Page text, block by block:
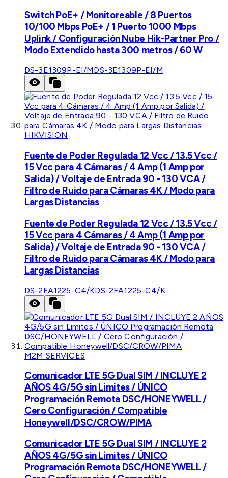
Switch PoE+ / Monitoreable / 8 Puertos
10/100 Mbps PoE+ / 1 Puerto 1000 Mbps
Uplink / Configuración Nube Hik-Partner Pro /
Modo Extendido hasta 300 metros / 60 W
DS-3E1309P-EI/MDS-3E1309P-EI/M
HIKVISION
Fuente de Poder Regulada 12 Vcc / 13.5 Vcc /
15 Vcc para 4 Cámaras / 4 Amp (1 Amp por
Salida) / Voltaje de Entrada 90 - 130 VCA /
Filtro de Ruido para Cámaras 4K / Modo para
Largas Distancias
Fuente de Poder Regulada 12 Vcc / 13.5 Vcc /
15 Vcc para 4 Cámaras / 4 Amp (1 Amp por
Salida) / Voltaje de Entrada 90 - 130 VCA /
Filtro de Ruido para Cámaras 4K / Modo para
Largas Distancias
DS-2FA1225-C4/KDS-2FA1225-C4/K
M2M SERVICES
Comunicador LTE 5G Dual SIM / INCLUYE 2
AÑOS 4G/5G sin Limites / ÚNICO
Programación Remota DSC/HONEYWELL /
Cero Configuración / Compatible
Honeywell/DSC/CROW/PIMA
Comunicador LTE 5G Dual SIM / INCLUYE 2
AÑOS 4G/5G sin Limites / ÚNICO
Programación Remota DSC/HONEYWELL /